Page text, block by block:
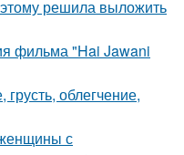
решила выложить
фильма "Hai Jawani
грусть, облегчение,
с